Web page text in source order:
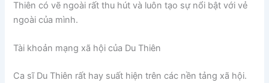
Thiên có vẽ ngoài rất thu hút và luôn tạo sự nổi bật với vẻ
ngoài của mình.
Tài khoản mạng xã hội của Du Thiên
Ca sĩ Du Thiên rất hay suất hiện trên các nền tảng xã hội.